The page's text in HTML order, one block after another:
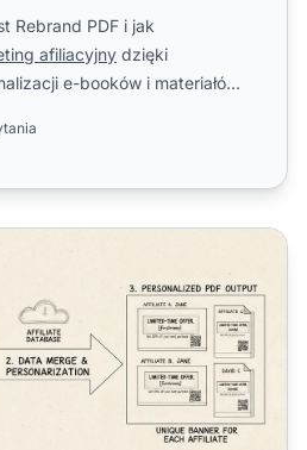
Rebrand PDF i jak
afiliacyjny dzięki
e-booków i materiałów
Kompletny przewodnik po